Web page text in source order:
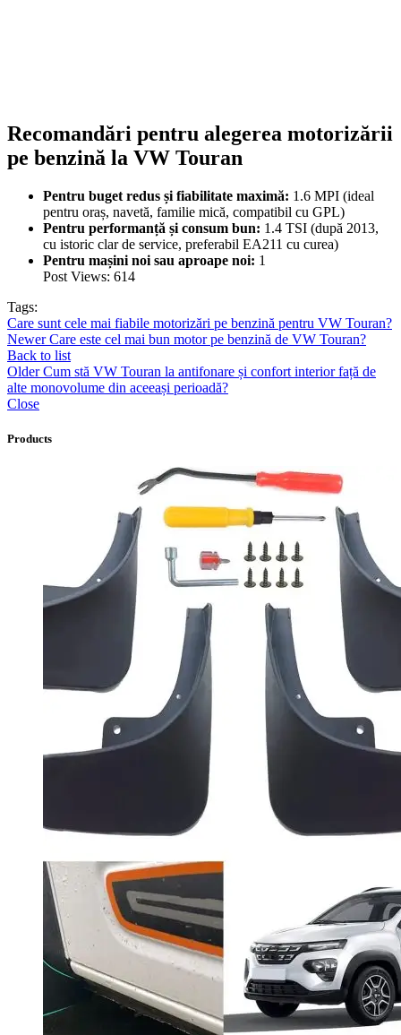
Recomandări pentru alegerea motorizării
pe benzină la VW Touran
Pentru buget redus și fiabilitate maximă: 1.6 MPI (ideal
pentru oraș, navetă, familie mică, compatibil cu GPL)
Pentru performanță și consum bun: 1.4 TSI (după 2013,
cu istoric clar de service, preferabil EA211 cu curea)
Pentru mașini noi sau aproape noi: 1
Post Views: 614
Tags:
Care sunt cele mai fiabile motorizări pe benzină pentru VW Touran?
Newer Care este cel mai bun motor pe benzină de VW Touran?
Back to list
Older Cum stă VW Touran la antifonare și confort interior față de
alte monovolume din aceeași perioadă?
Close
Products